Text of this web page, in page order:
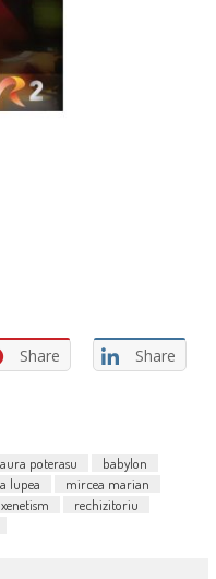
Share Share
aura poterasu
babylon
lupea
mircea marian
rechizitoriu